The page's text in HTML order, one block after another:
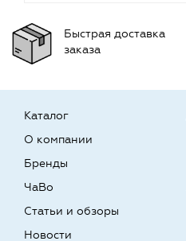
Быстрая доставка
заказа
Каталог
О компании
Бренды
ЧаВо
Статьи и обзоры
Новости